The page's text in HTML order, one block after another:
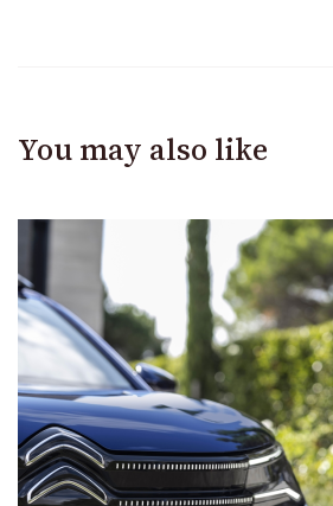
You may also like